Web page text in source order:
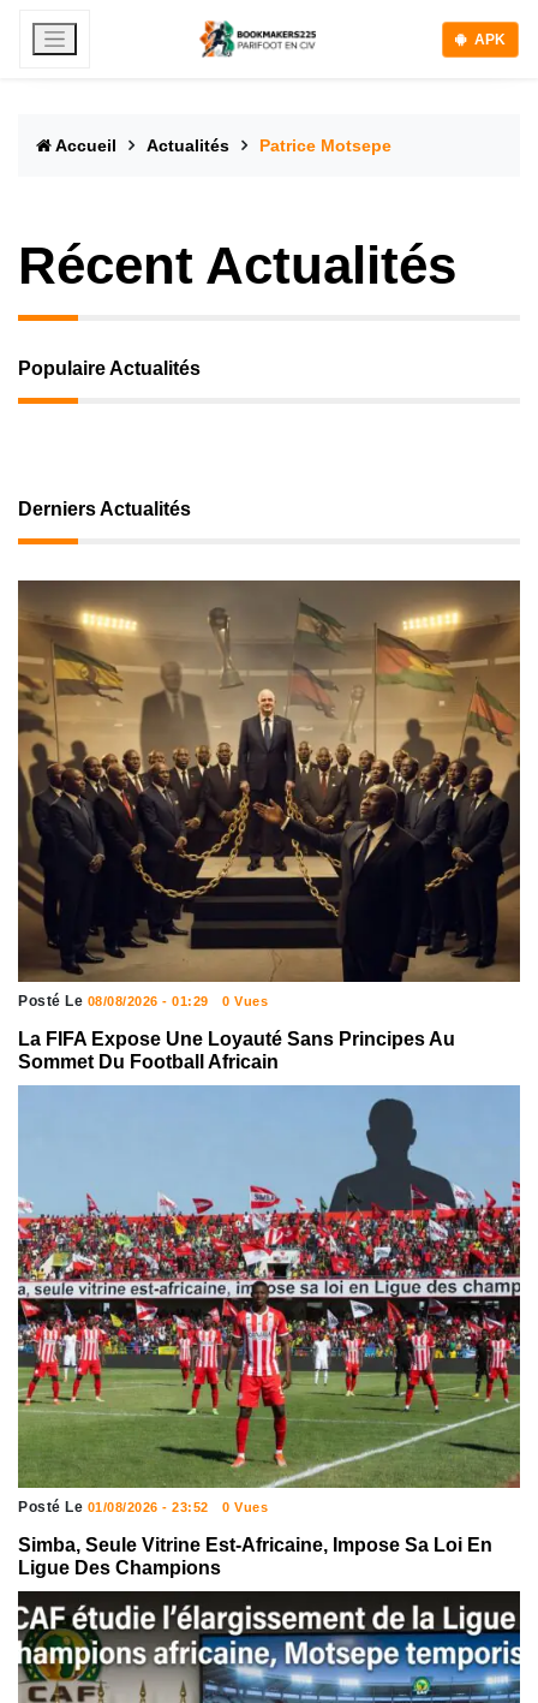
APK
Accueil Actualités Patrice Motsepe
Récent Actualités
Populaire Actualités
Derniers Actualités
Posté Le 08/08/2026 - 01:29 0 Vues
La FIFA Expose Une Loyauté Sans Principes Au
Sommet Du Football Africain
Posté Le 01/08/2026 - 23:52 0 Vues
Simba, Seule Vitrine Est-Africaine, Impose Sa Loi En
Ligue Des Champions